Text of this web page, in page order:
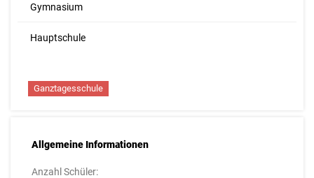
Gymnasium
Hauptschule
Ganztagesschule
Allgemeine Informationen
Anzahl Schüler: